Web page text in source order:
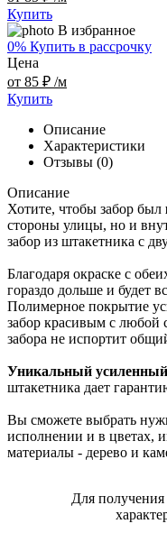
Купить
В избранное
0% Купить в рассрочку
Цена
от 85 ₽ /м
Купить
Описание
Характеристики
Отзывы (0)
Описание
Хотите, чтобы забор был
стороны улицы, но и
забор из штакетника с
Благодаря окраске с
гораздо дольше и будет
Полимерное покрытие
забор красивым с любой
забора не испортит
Уникальный
штакетника дает
Вы сможете выбрать
исполнении и в цветах,
материалы - дерево и
Для